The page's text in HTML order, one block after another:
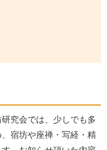
究会では、少しでも多
宿坊や座禅・写経・精